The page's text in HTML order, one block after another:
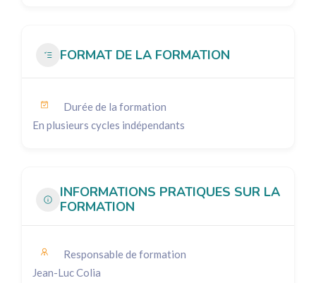
FORMAT DE LA FORMATION
Durée de la formation
En plusieurs cycles indépendants
INFORMATIONS PRATIQUES SUR LA
FORMATION
Responsable de formation
Jean-Luc Colia